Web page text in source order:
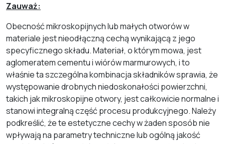
Zauważ:
Obecność mikroskopijnych lub małych otworów w
materiale jest nieodłączną cechą wynikającą z jego
specyficznego składu. Materiał, o którym mowa, jest
aglomeratem cementu i wiórów marmurowych, i to
właśnie ta szczególna kombinacja składników sprawia, że
występowanie drobnych niedoskonałości powierzchni,
takich jak mikroskopijne otwory, jest całkowicie normalne i
stanowi integralną część procesu produkcyjnego. Należy
podkreślić, że te estetyczne cechy w żaden sposób nie
wpływają na parametry techniczne lub ogólną jakość